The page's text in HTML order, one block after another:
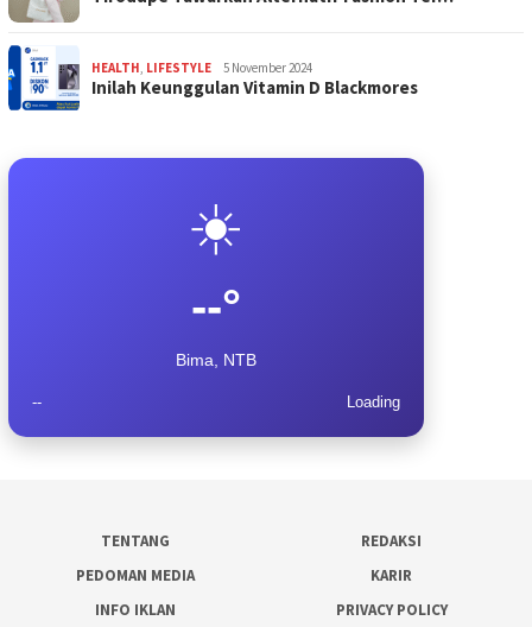
HEALTH LIFESTYLE 5 November 2024
Inilah Keunggulan Vitamin D Blackmores
☀️
--°
Bima, NTB
-- Loading
TENTANG
REDAKSI
PEDOMAN MEDIA
KARIR
INFO IKLAN
PRIVACY POLICY